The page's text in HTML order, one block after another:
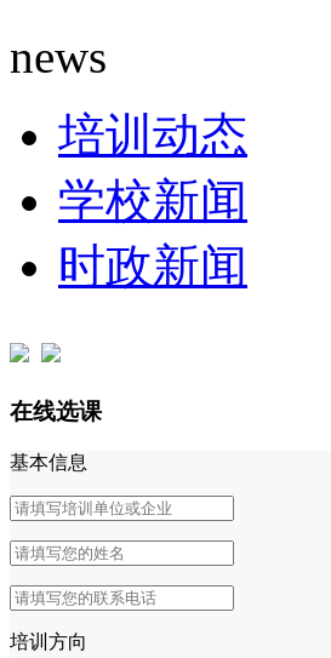
news
培训动态
学校新闻
时政新闻
在线选课
基本信息
培训方向